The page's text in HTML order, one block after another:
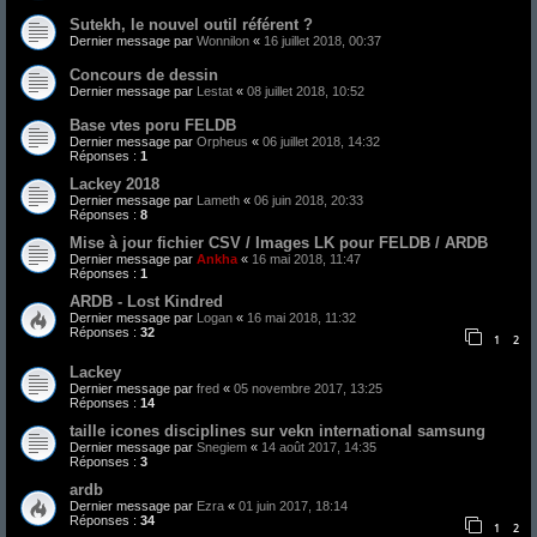
Sutekh, le nouvel outil référent ?
Dernier message par Wonnilon « 16 juillet 2018, 00:37
Concours de dessin
Dernier message par Lestat « 08 juillet 2018, 10:52
Base vtes poru FELDB
Dernier message par Orpheus « 06 juillet 2018, 14:32
Réponses : 1
Lackey 2018
Dernier message par Lameth « 06 juin 2018, 20:33
Réponses : 8
Mise à jour fichier CSV / Images LK pour FELDB / ARDB
Dernier message par Ankha « 16 mai 2018, 11:47
Réponses : 1
ARDB - Lost Kindred
Dernier message par Logan « 16 mai 2018, 11:32
Réponses : 32 1 2
Lackey
Dernier message par fred « 05 novembre 2017, 13:25
Réponses : 14
taille icones disciplines sur vekn international samsung
Dernier message par Snegiem « 14 août 2017, 14:35
Réponses : 3
ardb
Dernier message par Ezra « 01 juin 2017, 18:14
Réponses : 34 1 2